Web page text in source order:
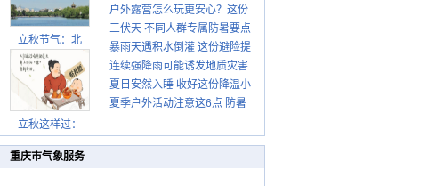
立秋节气：北
立秋这样过：
肩颈不酸痛
户外露营怎么玩更安心？这份
攻略请收好
三伏天 不同人群专属防暑要点
请收好
暴雨天遇积水倒灌 这份避险提
示请收好
连续强降雨可能诱发地质灾害
这些前兆要知道
夏日安然入睡 收好这份降温小
贴士
夏季户外活动注意这6点 防暑
重庆市气象服务